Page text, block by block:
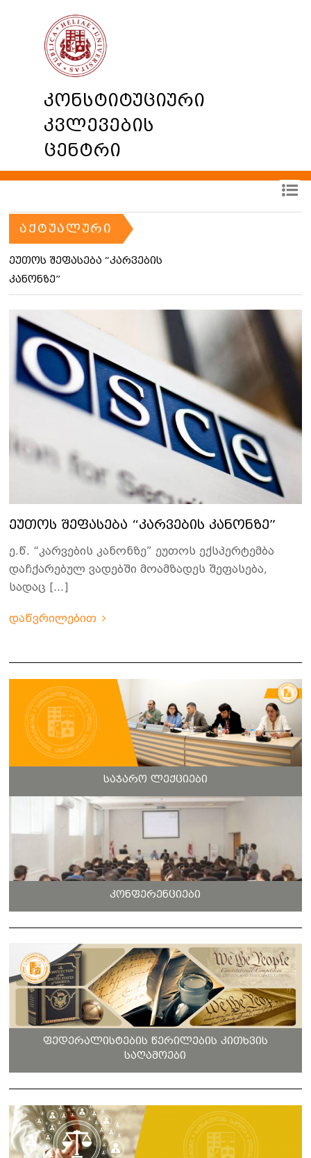
კონსტიტუციური
კვლევების
ცენტრი
ᲐᲥᲢᲣᲐᲚᲣᲠᲘ
ეუთოს შეფასება “კარვების
კანონზე”
ეუთოს შეფასება “კარვების კანონზე”
ე.წ. “კარვების კანონზე” ეუთოს ექსპერტემბა
დაჩქარებულ ვადებში მოამზადეს შეფასება,
სადაც […]
დაწვრილებით
საჯარო ლექციები
კონფერენციები
ფედერალისტების წერილების კითხვის
საღამოები